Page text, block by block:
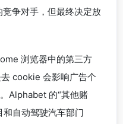
争对手，但最终决定放
浏览器中的第三方
cookie 会影响广告个
Alphabet 的“其他赌
和自动驾驶汽车部门